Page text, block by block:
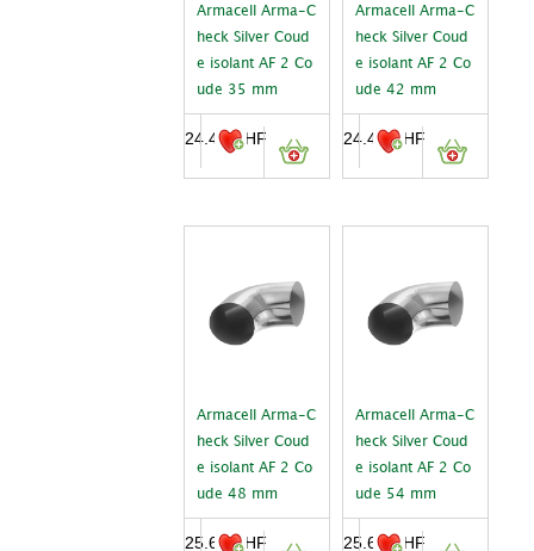
Armacell Arma-C
heck Silver Coud
e isolant AF 2 Co
ude 35 mm
24.45CHF
Armacell Arma-C
heck Silver Coud
e isolant AF 2 Co
ude 42 mm
24.45CHF
Armacell Arma-C
heck Silver Coud
e isolant AF 2 Co
ude 48 mm
25.60CHF
Armacell Arma-C
heck Silver Coud
e isolant AF 2 Co
ude 54 mm
25.60CHF